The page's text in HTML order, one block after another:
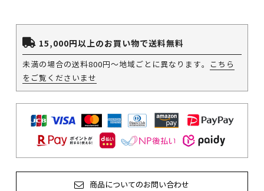
15,000円以上のお買い物で送料無料
未満の場合の送料800円～地域ごとに異なります。
こちら
をご覧くださいませ
商品についてのお問い合わせ